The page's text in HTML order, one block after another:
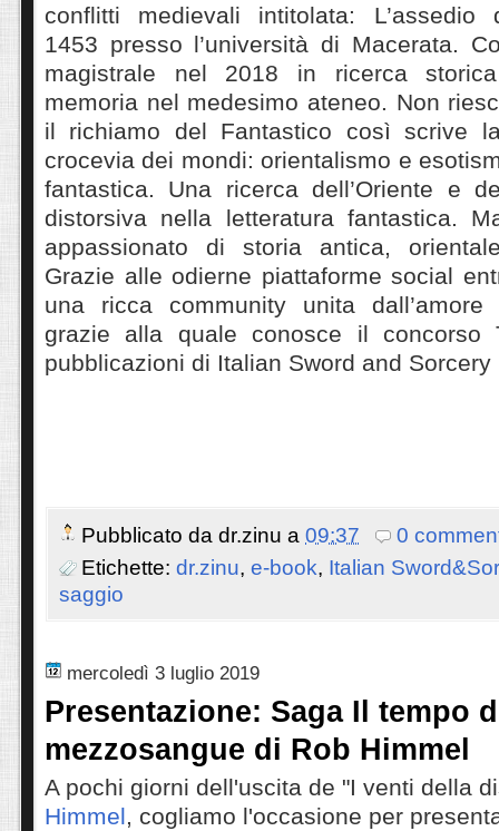
conflitti medievali intitolata: L’assedio
1453 presso l’università di Macerata.
magistrale nel 2018 in ricerca
memoria nel medesimo ateneo. Non
il richiamo del Fantastico così scrive
crocevia dei mondi: orientalismo e
fantastica. Una ricerca dell’Oriente e
distorsiva nella letteratura fantastica.
appassionato di storia antica,
Grazie alle odierne piattaforme social
una ricca community unita
grazie alla quale conosce il concorso
pubblicazioni di Italian Sword and Sorcery
Pubblicato da dr.zinu a 09:37
0
Etichette: dr.zinu, e-book, Italian
saggio
mercoledì 3 luglio 2019
Presentazione: Saga Il tempo
mezzosangue di Rob Himmel
A pochi giorni dell'uscita de "I venti della
Himmel, cogliamo l'occasione per